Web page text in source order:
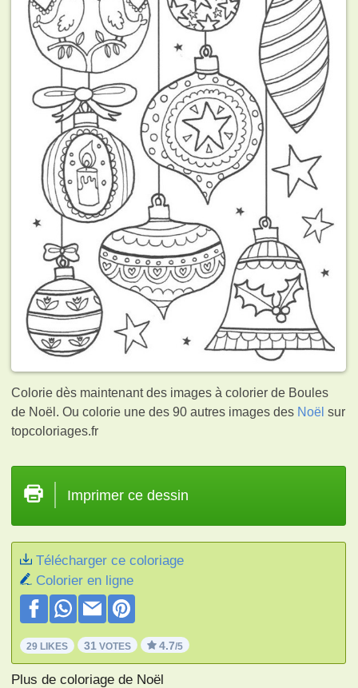
Colorie dès maintenant des images à colorier de Boules
de Noël. Ou colorie une des 90 autres images des Noël sur
topcoloriages.fr
Imprimer ce dessin
Télécharger ce coloriage
Colorier en ligne
29 LIKES 31 VOTES 4.7/5
Plus de coloriage de Noël